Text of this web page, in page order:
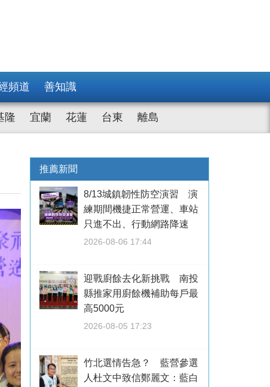
頻道 善知識
隆 宜蘭 花蓮 台東 離島
推薦新聞
8/13城鎮韌性防空演習 演
練期間機捷正常營運、車站
只進不出、行動網路降速
2026-08-06 17:44
迎戰廚餘去化新挑戰 南投
縣推家用廚餘機補助每戶最
高5000元
2026-08-05 17:23
竹北選情告急？ 藍營參選
人杜文中致信鄭麗文：藍白